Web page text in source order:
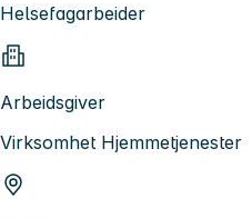
Helsefagarbeider
Arbeidsgiver
Virksomhet Hjemmetjenester